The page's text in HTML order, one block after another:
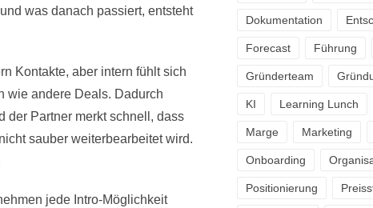
was danach passiert, entsteht
Kontakte, aber intern fühlt sich
wie andere Deals. Dadurch
der Partner merkt schnell, dass
sauber weiterbearbeitet wird.
jede Intro-Möglichkeit
Dokumentation
Forecast Führung
Gründerteam
KI Learning Lunch
Marge Marketing
Onboarding
Positionierung